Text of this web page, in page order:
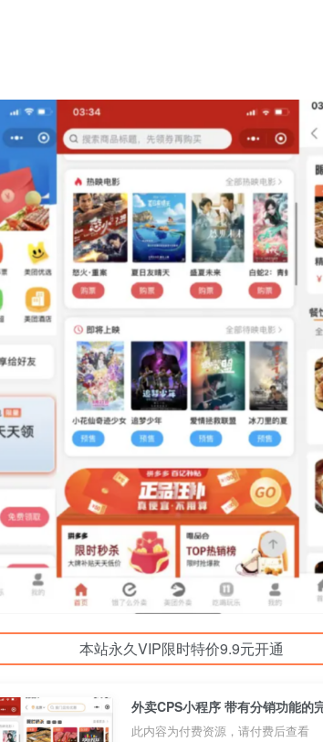
本站永久VIP限时特价9.9元开通
外卖CPS小程序 带有分销功能的
此内容为付费资源，请付费后查看